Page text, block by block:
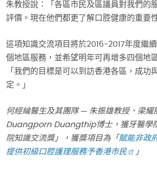
朱教授說：「各區市民及區議員對我們的
評價。現在他們都更了解口腔健康的重要性
這項知識交流項目將於2016-2017年度繼
個地區服務，並希望明年可再增多四個地
「我們的目標是可以到訪香港各區，成功
定。」
何經綸醫生及其團隊 ─ 朱振雄教授、梁耀
Duangporn Duangthip博士， 獲牙醫學
院知識交流獎」，獲獎項目為「賦能非政
提供初級口腔護理服務予香港市民
」